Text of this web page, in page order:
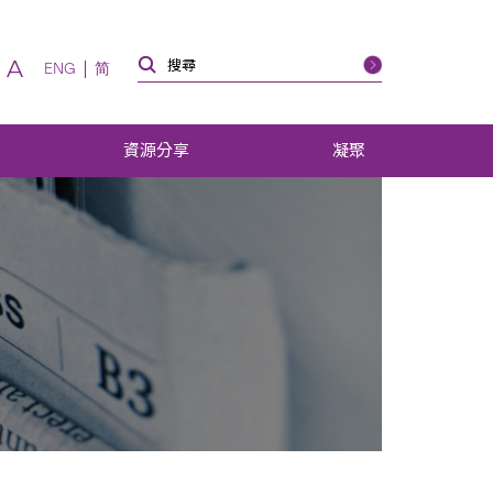
A ENG 简
資源分享 凝聚